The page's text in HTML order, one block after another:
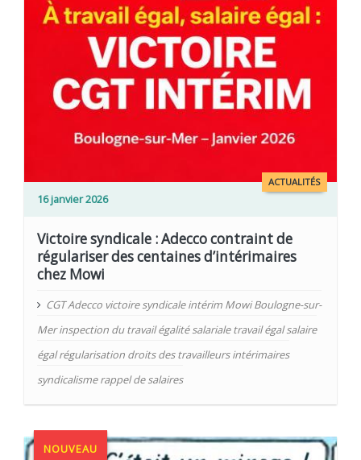
ACTUALITÉS
16 janvier 2026
Victoire syndicale : Adecco contraint de
régulariser des centaines d’intérimaires
chez Mowi
CGT Adecco victoire syndicale intérim Mowi Boulogne-sur-
Mer inspection du travail égalité salariale travail égal salaire
égal régularisation droits des travailleurs intérimaires
syndicalisme rappel de salaires
NOUVEAU